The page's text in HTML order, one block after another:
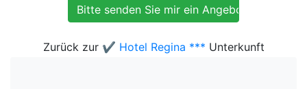
Zurück zur ✔️ Hotel Regina *** Unterkunft